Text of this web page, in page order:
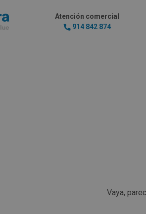
Atención comercial
914 842 874
Vaya,